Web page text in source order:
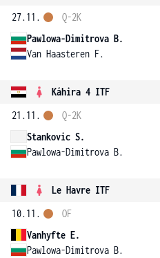
27.11.
Pawlowa-Dimitrova B.
Van Haasteren F.
Q-2K
Káhira 4 ITF
21.11.
Stankovic S.
Pawlowa-Dimitrova B.
Q-2K
Le Havre ITF
10.11.
Vanhyfte E.
Pawlowa-Dimitrova B.
OF